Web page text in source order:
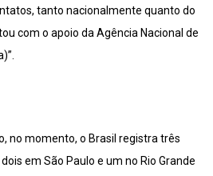
tanto nacionalmente quanto do
com o apoio da Agência Nacional de
no momento, o Brasil registra três
em São Paulo e um no Rio Grande